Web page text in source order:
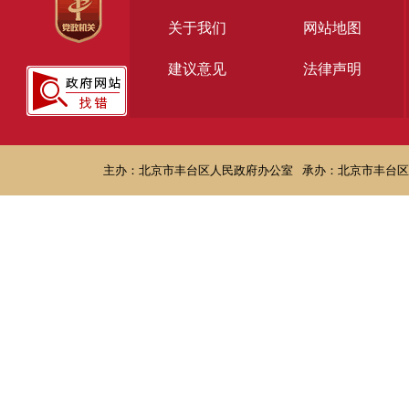
关于我们 网站地图
建议意见 法律声明
主办：北京市丰台区人民政府办公室 承办：北京市丰台